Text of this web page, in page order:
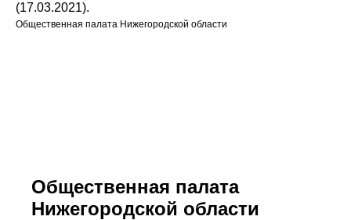
(17.03.2021).
Общественная палата Нижегородской области
Общественная палата
Нижегородской области